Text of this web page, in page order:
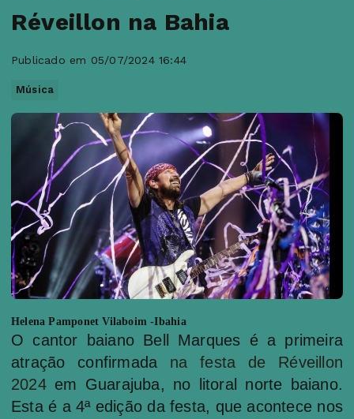
Réveillon na Bahia
Publicado em 05/07/2024 16:44
Música
Helena Pamponet Vilaboim -Ibahia
O cantor baiano Bell Marques é a primeira
atração confirmada na festa de Réveillon
2024em Guarajuba, no litoral norte baiano.
Esta é a 4ª edição da festa, que acontece nos